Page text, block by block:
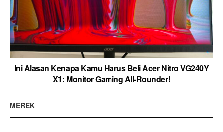
Ini Alasan Kenapa Kamu Harus Beli Acer Nitro VG240Y
X1: Monitor Gaming All-Rounder!
MEREK